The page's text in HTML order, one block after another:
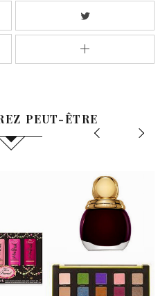
PEUT-ÊTRE